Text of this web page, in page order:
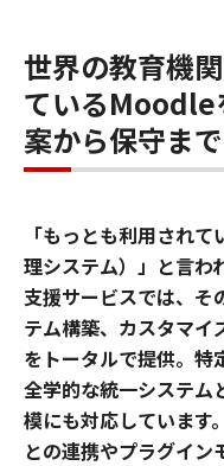
世界の教育機
ているMoodle
案から保守ま
「もっとも利用され
理システム）」と言
支援サービスでは、そ
テム構築、カスタマイ
をトータルで提供。特
全学的な統一システム
模にも対応しています
との連携やプラグイン